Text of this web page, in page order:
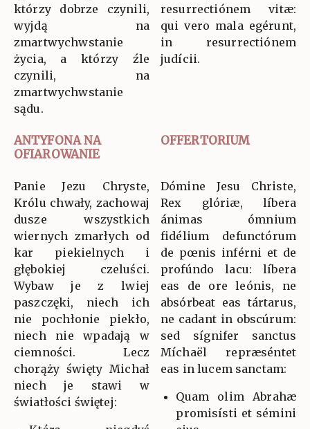
którzy dobrze czynili,
wyjdą na
zmartwychwstanie
życia, a którzy źle
czynili, na
zmartwychwstanie
sądu.
resurrectiónem vitæ:
qui vero mala egérunt,
in resurrectiónem
judícii.
ANTYFONA NA
OFIAROWANIE
OFFERTORIUM
Panie Jezu Chryste,
Królu chwały, zachowaj
dusze wszystkich
wiernych zmarłych od
kar piekielnych i
głębokiej czeluści.
Wybaw je z lwiej
paszczęki, niech ich
nie pochłonie piekło,
niech nie wpadają w
ciemności. Lecz
chorąży święty Michał
niech je stawi w
światłości świętej:
Dómine Jesu Christe,
Rex glóriæ, líbera
ánimas ómnium
fidélium defunctórum
de pœnis inférni et de
profúndo lacu: líbera
eas de ore leónis, ne
absórbeat eas tártarus,
ne cadant in obscúrum:
sed sígnifer sanctus
Míchaël repræséntet
eas in lucem sanctam:
Quam olim Abrahæ
promisísti et sémini